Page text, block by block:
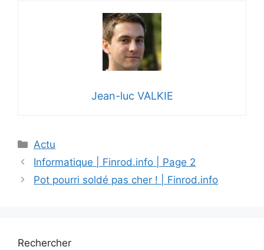
Jean-luc VALKIE
Catégories
Actu
Informatique | Finrod.info | Page 2
Pot pourri soldé pas cher ! | Finrod.info
Rechercher